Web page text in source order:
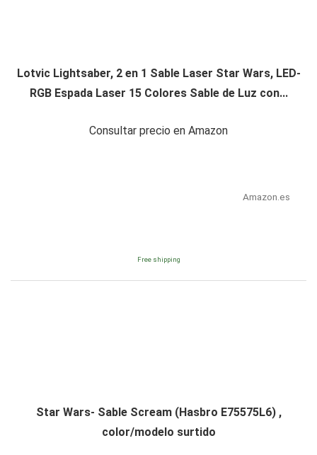
Lotvic Lightsaber, 2 en 1 Sable Laser Star Wars, LED-
RGB Espada Laser 15 Colores Sable de Luz con...
Consultar precio en Amazon
Amazon.es
Free shipping
Star Wars- Sable Scream (Hasbro E75575L6) ,
color/modelo surtido